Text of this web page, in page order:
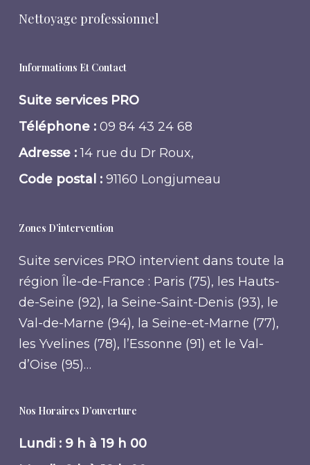
Nettoyage professionnel
Informations Et Contact
Suite services PRO
Téléphone :09 84 43 24 68
Adresse :14 rue du Dr Roux,
Code postal : 91160 Longjumeau
Zones D’intervention
Suite services PRO intervient dans toute la
région Île-de-France : Paris (75), les Hauts-
de-Seine (92), la Seine-Saint-Denis (93), le
Val-de-Marne (94), la Seine-et-Marne (77),
les Yvelines (78), l’Essonne (91) et le Val-
d’Oise (95)…
Nos Horaires D’ouverture
Lundi : 9 h à 19 h 00